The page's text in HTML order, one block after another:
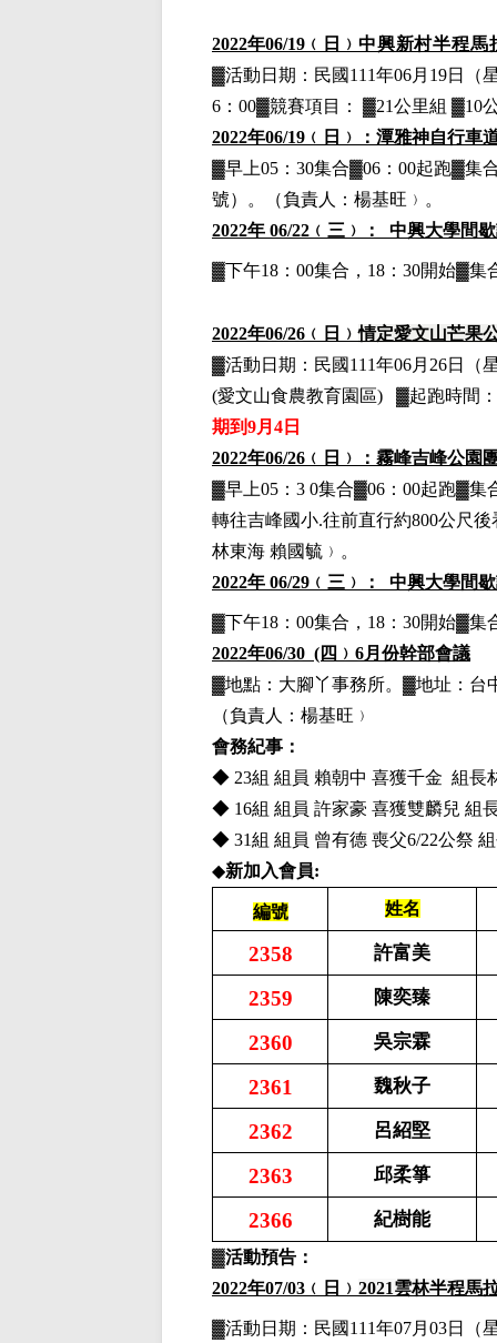
2022年06/19 ﹙日﹚ 中興新村半程馬
▓活動日期： 民國111年06月19日
（
6：00▓競賽項目： ▓21公里組 ▓10
2022年06/19﹙日﹚：潭雅神自行車
▓早上05：30集合▓06：00起跑▓集
號）。
（負責人：楊基旺﹚。
2022年 06/22﹙三﹚： 中興大學間
▓下午18：00集合，18：30開始▓集
2022年06/26 ﹙日﹚情定愛文山芒果
▓活動日期： 民國111年06月26日
（
(愛文山食農教育園區)
▓起跑時間
期到9月4日
2022年06/26﹙日﹚：霧峰吉峰公園
▓早上05：3 0集合▓06：00起跑▓集
轉往吉峰國小.往前直行約800公尺
林東海 賴國毓﹚。
2022年 06/29﹙三﹚： 中興大學間
▓下午18：00集合，18：30開始▓集
2022年06/30 (四﹚6月份幹部會議
▓地點：大腳丫事務所。▓地址：台
（負責人：楊基旺﹚
會務紀事：
◆ 23組 組員 賴朝中 喜獲千金 組長
◆ 16組 組員 許家豪 喜獲雙麟兒 組
◆ 31組 組員 曾有德 喪父6/22公祭
◆新加入會員:
編號 姓名
2358 許富美
2359 陳奕臻
2360 吳宗霖
2361 魏秋子
2362 呂紹堅
2363 邱柔箏
2366 紀樹能
▓活動預告：
2022年07/03 ﹙日﹚ 2021雲林半程馬
▓活動日期： 民國111年07月03日 （